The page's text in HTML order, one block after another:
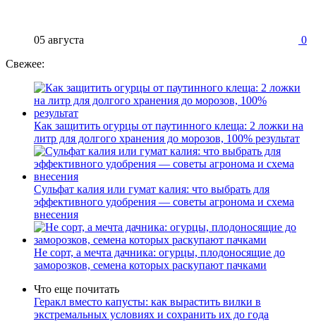
05 августа
0
Свежее:
Как защитить огурцы от паутинного клеща: 2 ложки на
литр для долгого хранения до морозов, 100% результат
Сульфат калия или гумат калия: что выбрать для
эффективного удобрения — советы агронома и схема
внесения
Не сорт, а мечта дачника: огурцы, плодоносящие до
заморозков, семена которых раскупают пачками
Что еще почитать
Геракл вместо капусты: как вырастить вилки в
экстремальных условиях и сохранить их до года